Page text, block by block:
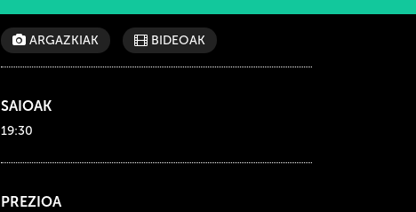
ARGAZKIAK BIDEOAK
SAIOAK
19:30
PREZIOA